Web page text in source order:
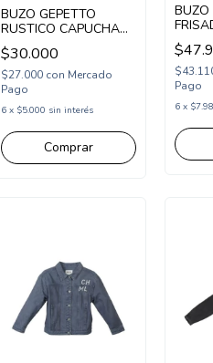
BUZO GEPETTO
RUSTICO CAPUCHA
(GT287325)
$30.000
$27.000 con Mercado
Pago
6 x $5.000 sin interés
Comprar
BUZO
Pago
6 x